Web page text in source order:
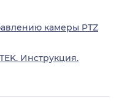
камеры PTZ
Инструкция.